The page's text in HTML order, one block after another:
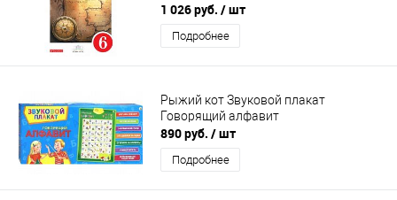
1 026 руб. / шт
Подробнее
Рыжий кот Звуковой плакат
Говорящий алфавит
890 руб. / шт
Подробнее